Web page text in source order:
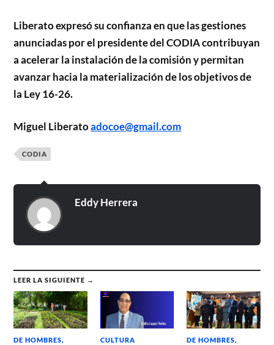
Liberato expresó su confianza en que las gestiones
anunciadas por el presidente del CODIA contribuyan
a acelerar la instalación de la comisión y permitan
avanzar hacia la materialización de los objetivos de
la Ley 16-26.
Miguel Liberatoadocoe@gmail.com
CODIA
Eddy Herrera
LEER LA SIGUIENTE →
DE HOMBRES,
CULTURA
DE HOMBRES,